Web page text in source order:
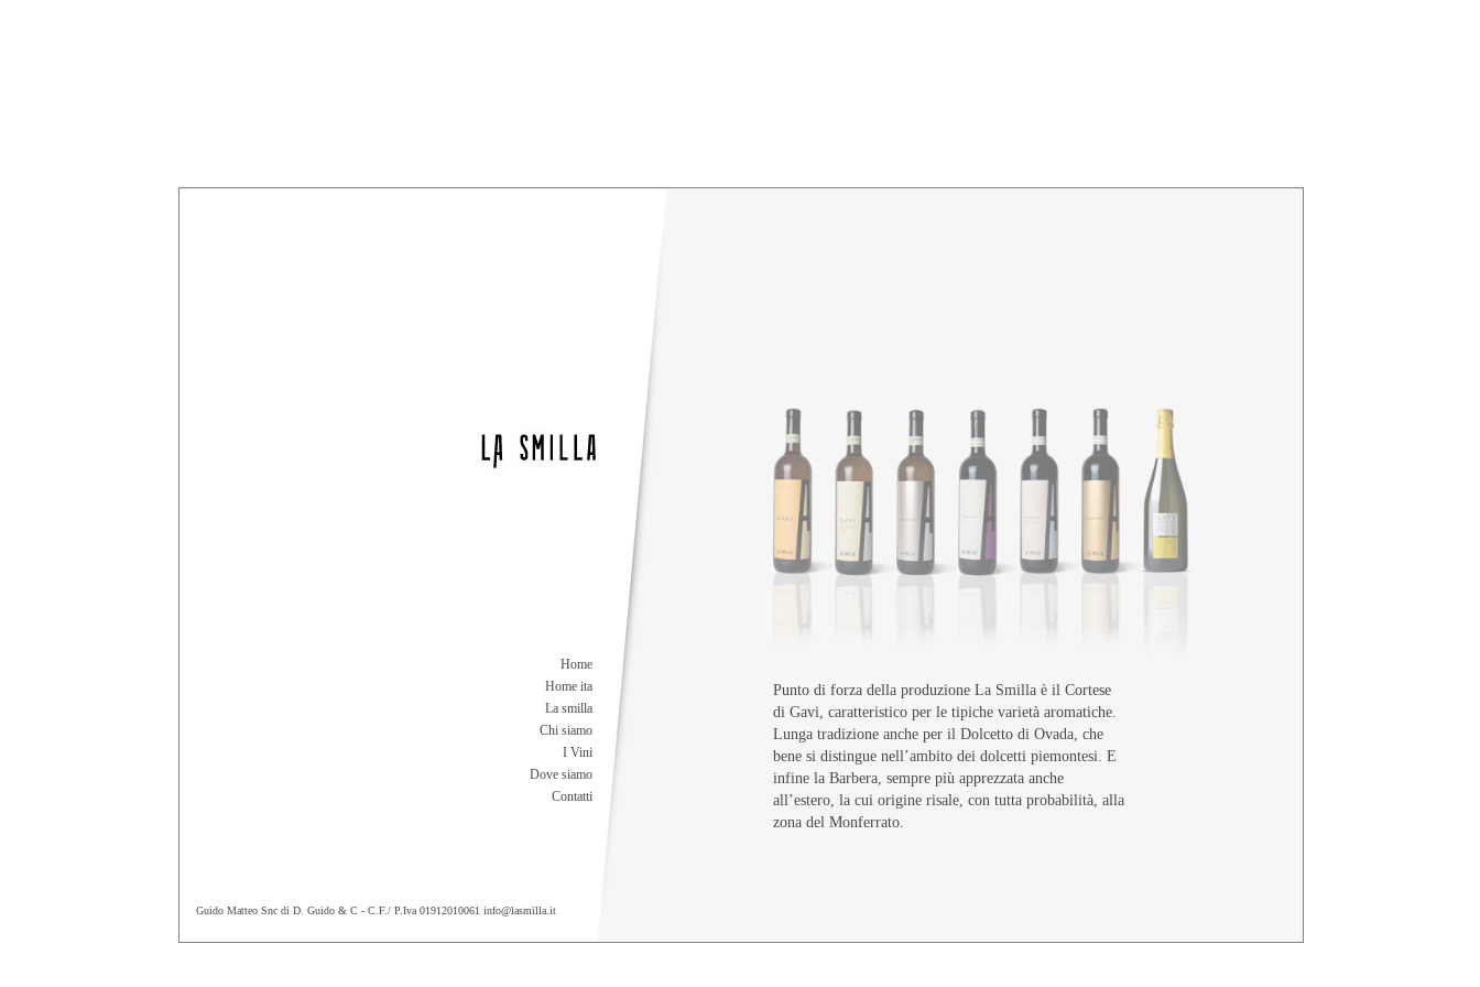
Guido Matteo Snc di D. Guido & C - C.F./ P.Iva 01912010061 info@lasmilla.it
Home
Home ita
La smilla
Chi siamo
I Vini
Dove siamo
Contatti
Punto di forza della produzione La Smilla è il Cortese
di Gavi, caratteristico per le tipiche varietà aromatiche.
Lunga tradizione anche per il Dolcetto di Ovada, che
bene si distingue nell’ambito dei dolcetti piemontesi. E
infine la Barbera, sempre più apprezzata anche
all’estero, la cui origine risale, con tutta probabilità, alla
zona del Monferrato.